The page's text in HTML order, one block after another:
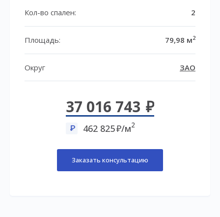
Кол-во спален: 2
Площадь: 79,98 м2
Округ ЗАО
37 016 743
462 825 /м2
Заказать консультацию